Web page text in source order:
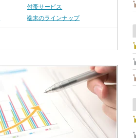
付帯サービス
端末のラインナップ